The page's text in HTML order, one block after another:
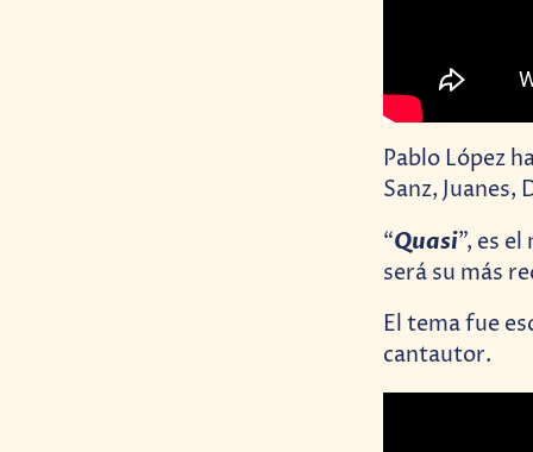
Pablo López
Sanz,
“Quasi”, es
será su más
El tema fue
cantautor.